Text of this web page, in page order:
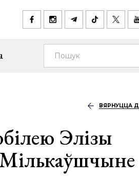
ВЯРНУЦЦА
Элізы